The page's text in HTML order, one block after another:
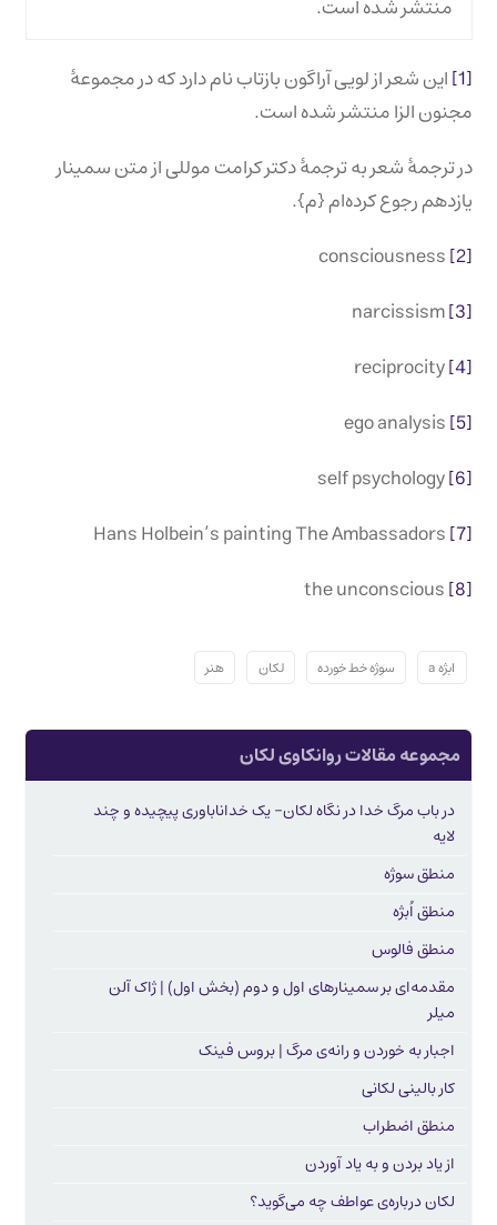
منتشر شده است.
[1] این شعر از لویی آراگون بازتاب نام دارد که در مجموعۀ
مجنون الزا منتشر شده است.
در ترجمۀ شعر به ترجمۀ دکتر کرامت موللی از متن سمینار
یازدهم رجوع کرده‌ام {م}.
[2]
[3]
narcissism
[4]
reciprocity
[5]
[6]
self psychology
[7]
[8]
ابژه a سوژه خط خورده لکان هنر
مجموعه مقالات روانکاوی لکان
در باب مرگ خدا در نگاه لکان- یک خداناباوری پیچیده و چند
لایه
منطق سوژه
منطق اُبژه
منطق فالوس
مقدمه‌ای بر سمینار‌های اول و دوم (بخش اول) | ژاک آلن
میلر
اجبار به خوردن و رانه‌ی مرگ | بروس فینک
کار بالینی لکانی
منطق اضطراب
از یاد بردن و به یاد آوردن
لکان درباره‌ی عواطف چه می‌گوید؟